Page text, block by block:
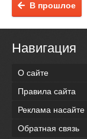
В прошлое
Навигация
О сайте
Правила сайта
Реклама насайте
Обратная связь